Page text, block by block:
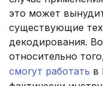
это может
существующие
декодирования.
относительно
смогут работать в